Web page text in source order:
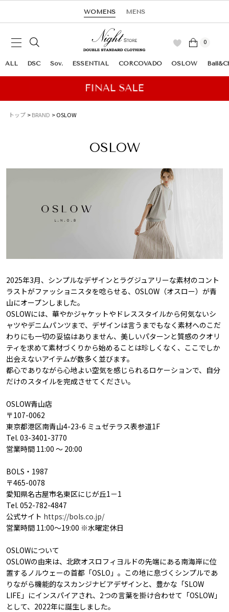
WOMENS MENS
0
ALL DSC Sov. ESSENTIAL CORCOVADO OSLOW
トップ BRAND OSLOW
OSLOW
2025年3月、シンプルなデザインとラグジュアリーな素材のコント
ラストがファッショニスタを唸らせる、OSLOW（オスロー）が青
山にオープンしました。
OSLOWには、華やかジャケットやドレススタイルから何気ないシ
ャツやデニムパンツまで、デザインは言うまでもなく素材へのこだ
わりにも一切の妥協はありません、美しいパターンと質感のクオリ
ティを求めて素材づくりから始めることは珍しくなく、ここでしか
出会えないアイテムが数多く並びます。
都心でありながら心地よい空気を感じられるロケーションで、自分
だけのスタイルを完成させてください。
OSLOW青山店
〒107-0062
東京都港区南青山4-23-6 ミュゼテラス表参道1F
Tel. 03-3401-3770
営業時間 11:00 ～ 20:00
BOLS・1987
〒465-0078
愛知県名古屋市名東区にじが丘1－1
Tel. 052-782-4847
公式サイト https://bols.co.jp/
営業時間 11:00～19:00 ※水曜定休日
OSLOWについて
OSLOWの由来は、北欧オスロフィヨルドの先端にある南海岸に位
置するノルウェーの首都「OSLO」。この地に息づくシンプルであ
りながら機能的なスカンジナビアデザインと、豊かな「SLOW
LIFE」にインスパイアされ、2つの言葉を掛け合わせて「OSLOW」
として、2022年に誕生しました。